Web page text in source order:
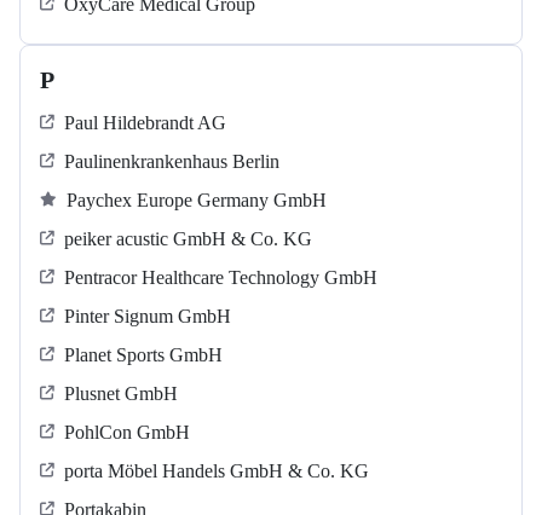
OxyCare Medical Group
P
Paul Hildebrandt AG
Paulinenkrankenhaus Berlin
Paychex Europe Germany GmbH
peiker acustic GmbH & Co. KG
Pentracor Healthcare Technology GmbH
Pinter Signum GmbH
Planet Sports GmbH
Plusnet GmbH
PohlCon GmbH
porta Möbel Handels GmbH & Co. KG
Portakabin